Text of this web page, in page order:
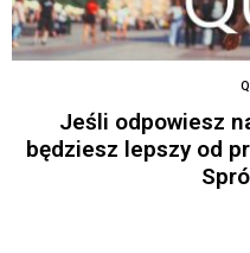
Jeśli odpowiesz
będziesz lepszy od